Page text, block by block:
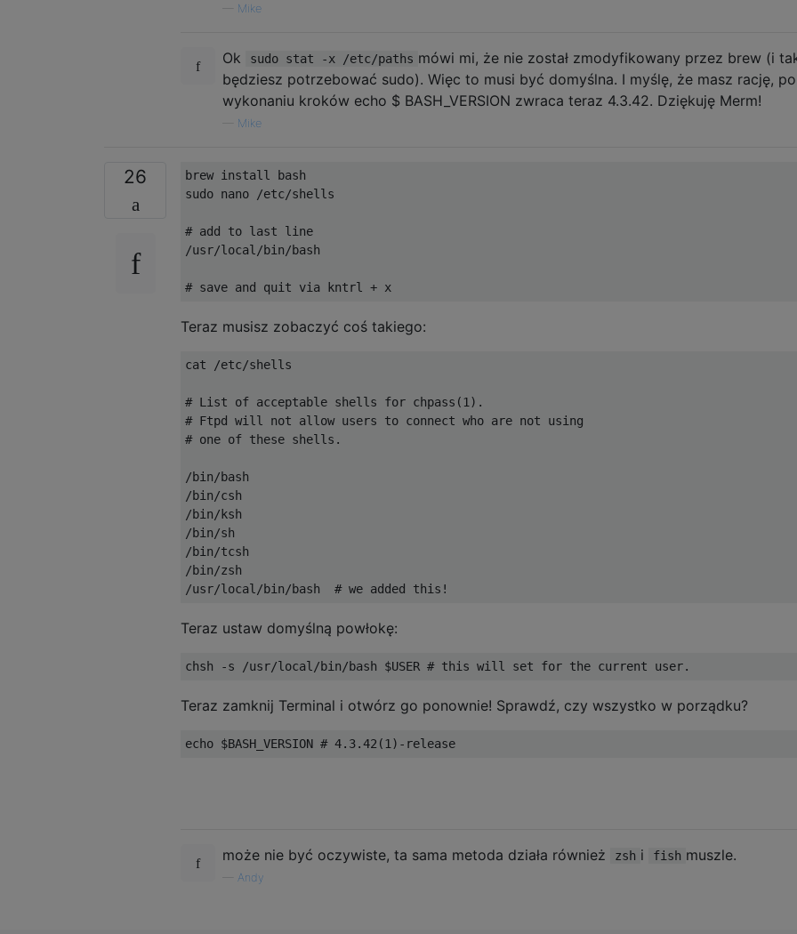
Mike
Ok sudo stat -x /etc/paths mówi mi, że nie został zmodyfikowany przez brew (i
będziesz potrzebować sudo). Więc to musi być domyślna. I myślę, że masz rację, po
wykonaniu kroków echo $ BASH_VERSION zwraca teraz 4.3.42. Dziękuję Merm!
Mike
26
brew install bash
sudo nano
/etc/shells
# add to last line
/usr/local /bin/bash
# save and quit via kntrl + x
Teraz musisz zobaczyć coś takiego:
cat /etc/shells
# List of acceptable shells for chpass(1).
# Ftpd will not allow users to connect who are not using
# one of these shells.
/bin/
/bin/
/bin/
/bin/
/bin/
/bin/
/usr/local /bin/bash # we added this!
Teraz ustaw domyślną powłokę:
chsh -s /usr/local /bin/bash $USER # this will set for the current user.
Teraz zamknij Terminal i otwórz go ponownie! Sprawdź, czy wszystko w porządku?
echo $BASH_VERSION # 4.3.42(1)-release
może nie być oczywiste, ta sama metoda działa również zsh i fish muszle.
Andy